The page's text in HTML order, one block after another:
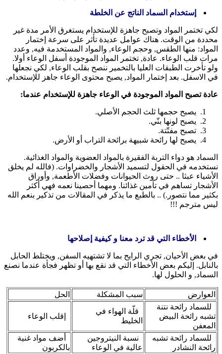
إستخدام السماد الناتج عن الخلطة
لكي تختمر المواد وتصبح جاهزة للإستخدام يستغرق الأمر مدة غير
محددة من الوقت. هناك عوامل عديدة تأثر على سرعة إختمار
المواد: منها الطقس, وحجم الوعاء, والمواد المستخدمة فيه, وعدد
مرات قلب الوعاء. عادة, تختمر المواد الموجودة أسفل الوعاء أولا.
ولو تأخرت الطبقات العليا بالتخمير ننصح بقلب الوعاء, لكي نجعلها
في الاسفل. بعد إختمار المواد, يصبح محتوى الوعاء جاهز للإستخدام.
عادة تصبح المواد الموجودة في الوعاء جاهزة للإستخدام عندما:
يصبح حجمها ثلث الحجم الأصلي.
يصبح لونها بنّي.
تصبح مفتّتة.
يصبح لها رائحة شبيهة برائحة التراب أو الأرض.
السماد هو دواء التربة الفقيرة بالمواد العضوية والمواد الغذائية.
نستخدمه في الحقول لتسميد الأشجار والخضراوات. (فالله لم يخلق
الأشياء عبثا .. حتى روث الحيوانات وفضلات الأطعمة, وأوراق
الأشجار تساهم في تأمين غذائنا. ومهما أحصينا نعمه فهي أكثر
بكثير مما نتصور.) .. بالطبع ما يذكر في المقالات من تذكير بنعم الله
ليس مترجم !!!
الأخطاء التي قد ترد معنا و كيفية إصلاحها
في بعض الأحيان, تجري الرايح بما لا تشتهيه السفن, ويختلط الحابل
بالنابل. إليكم بعض الأخطاء التي قد نقع بها أو تظهر فجأة عندما نصنع
السماد, و الحلول لها.
العوارض سبب المشكلة
الحل
للسماد رائحة نتنة
تشبه رائحة البيض
المعفن
قلّة الهواء في
الخليط
إقلب الوعاء
للسماد رائحة تشبه
رائحة النشادر
نسبة النيتروجين
عالية في الوعاء
أضف مواد غنية
بالكربون